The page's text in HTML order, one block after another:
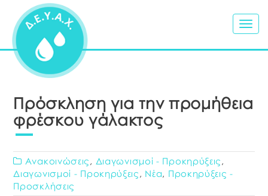
Πρόσκληση για την προμήθεια
φρέσκου γάλακτος
Ανακοινώσεις , Διαγωνισμοί - Προκηρύξεις ,
Διαγωνισμοί - Προκηρύξεις , Νέα, Προκηρύξεις -
Προσκλήσεις